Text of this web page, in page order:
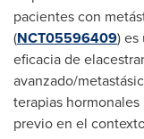
pacientes con
(NCT05596409) es
eficacia de
avanzado/
terapias
previo en el